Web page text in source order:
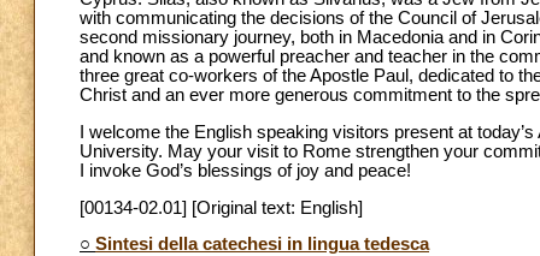
with communicating the decisions of the Council of
second missionary journey, both in Macedonia and in
and known as a powerful preacher and teacher in the
three great co-workers of the Apostle Paul, dedicated to
Christ and an ever more generous commitment to the
I welcome the English speaking visitors present at
University. May your visit to Rome strengthen your
I invoke God’s blessings of joy and peace!
[00134-02.01] [Original text: English]
○ Sintesi della catechesi in lingua tedesca